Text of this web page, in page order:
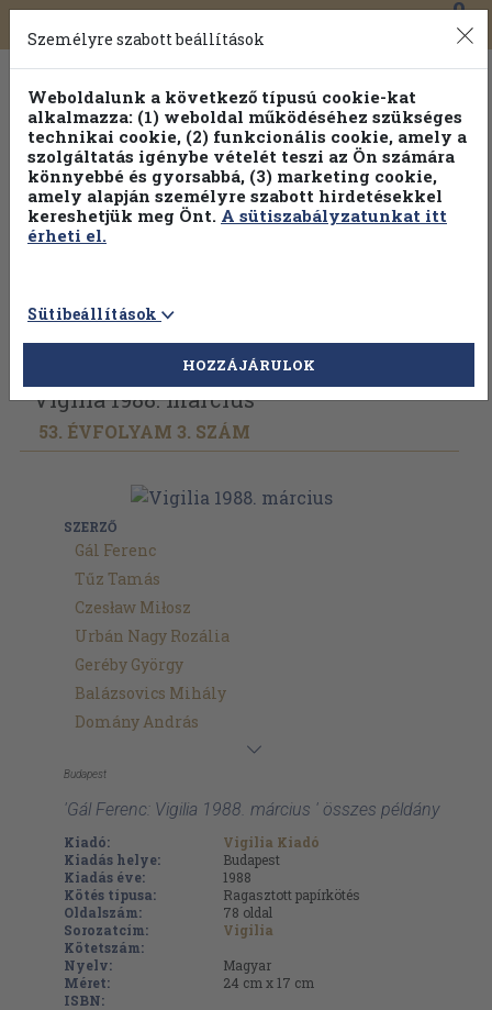
Toggle
navigation
0
Válogasson több mint 1.000.000 kiadványunk közül
100% kedvezménnyel!
Vissza az előző oldalra Válasszon példányt
Vigilia 1988. március
53. ÉVFOLYAM 3. SZÁM
SZERZŐ
Gál Ferenc
Tűz Tamás
Czesław Miłosz
Urbán Nagy Rozália
Geréby György
Balázsovics Mihály
Domány András
Budapest
'Gál Ferenc: Vigilia 1988. március ' összes példány
Kiadó:
Vigilia Kiadó
Kiadás helye:
Budapest
Kiadás éve:
1988
Kötés típusa:
Ragasztott papírkötés
Oldalszám:
78 oldal
Sorozatcím:
Vigilia
Kötetszám:
Nyelv:
Magyar
Méret:
24 cm x 17 cm
ISBN:
Személyre szabott beállítások
Weboldalunk a következő típusú cookie-kat
alkalmazza: (1) weboldal működéséhez szükséges
technikai cookie, (2) funkcionális cookie, amely a
szolgáltatás igénybe vételét teszi az Ön számára
könnyebbé és gyorsabbá, (3) marketing cookie,
amely alapján személyre szabott hirdetésekkel
kereshetjük meg Önt. A sütiszabályzatunkat itt
érheti el.
Sütibeállítások
HOZZÁJÁRULOK